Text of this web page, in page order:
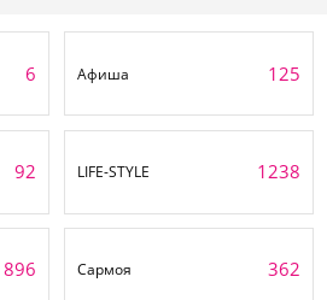
6 Афиша 125
92 LIFE-STYLE 1238
896 Сармоя 362